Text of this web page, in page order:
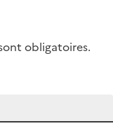
obligatoires.